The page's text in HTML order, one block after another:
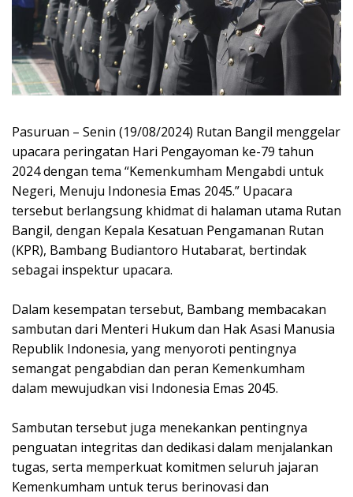
Pasuruan – Senin (19/08/2024) Rutan Bangil menggelar
upacara peringatan Hari Pengayoman ke-79 tahun
2024 dengan tema “Kemenkumham Mengabdi untuk
Negeri, Menuju Indonesia Emas 2045.” Upacara
tersebut berlangsung khidmat di halaman utama Rutan
Bangil, dengan Kepala Kesatuan Pengamanan Rutan
(KPR), Bambang Budiantoro Hutabarat, bertindak
sebagai inspektur upacara.
Dalam kesempatan tersebut, Bambang membacakan
sambutan dari Menteri Hukum dan Hak Asasi Manusia
Republik Indonesia, yang menyoroti pentingnya
semangat pengabdian dan peran Kemenkumham
dalam mewujudkan visi Indonesia Emas 2045.
Sambutan tersebut juga menekankan pentingnya
penguatan integritas dan dedikasi dalam menjalankan
tugas, serta memperkuat komitmen seluruh jajaran
Kemenkumham untuk terus berinovasi dan